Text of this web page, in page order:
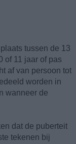
tussen de 13
of 11 jaar of pas
af van persoon tot
worden in
wanneer de
dat de puberteit
tekenen bij